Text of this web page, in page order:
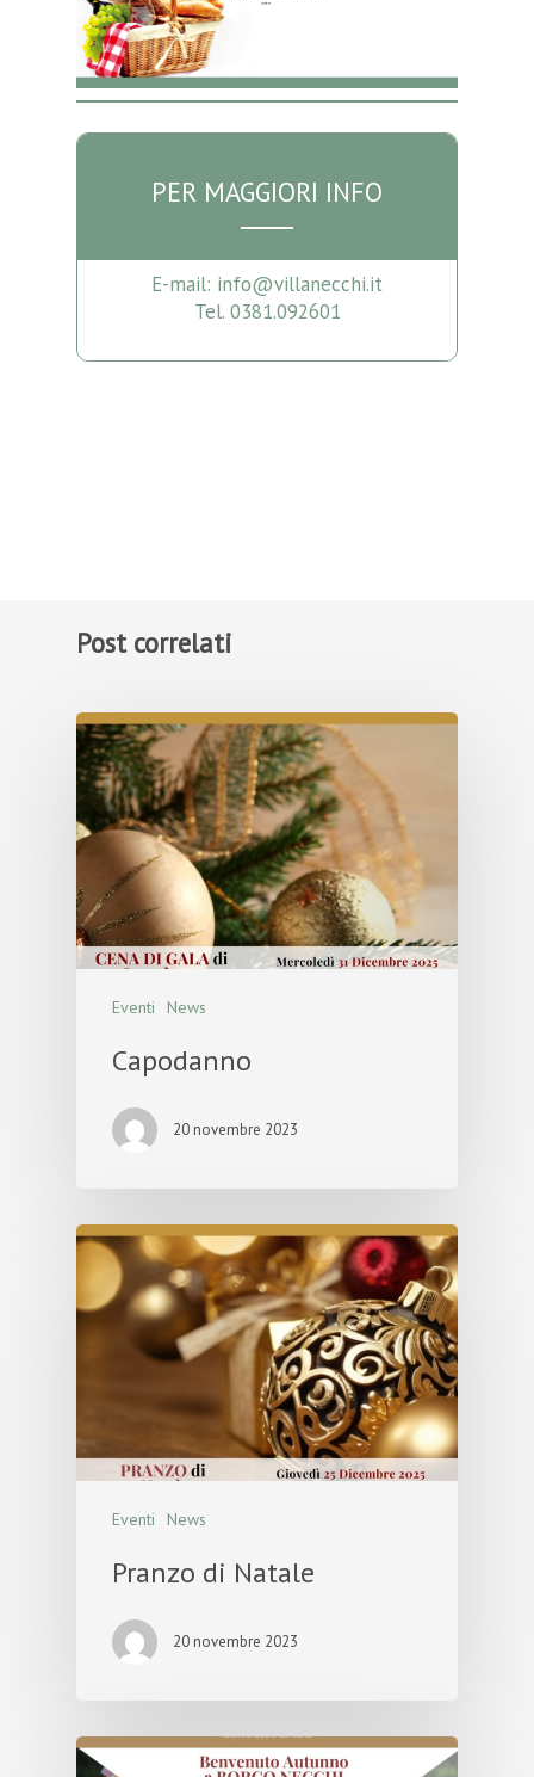
PER MAGGIORI INFO
E-mail: info@villanecchi.it
Tel. 0381.092601
Post correlati
Eventi News
Capodanno
20 novembre 2023
Eventi News
Pranzo di Natale
20 novembre 2023